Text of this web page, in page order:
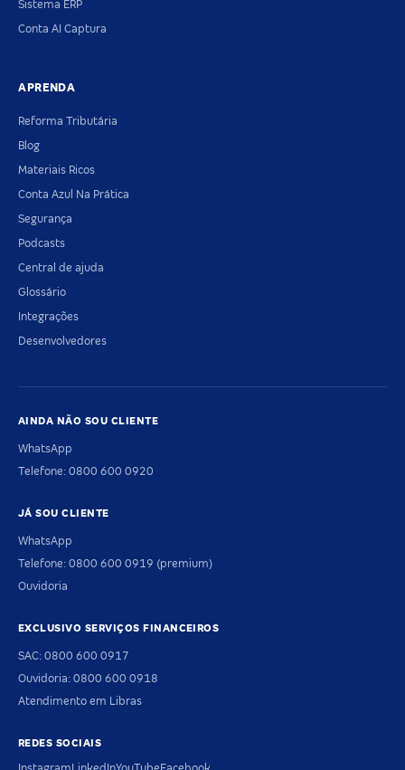
Sistema ERP
Conta AI Captura
APRENDA
Reforma Tributária
Blog
Materiais Ricos
Conta Azul Na Prática
Segurança
Podcasts
Central de ajuda
Glossário
Integrações
Desenvolvedores
AINDA NÃO SOU CLIENTE
WhatsApp
Telefone: 0800 600 0920
JÁ SOU CLIENTE
WhatsApp
Telefone: 0800 600 0919 (premium)
Ouvidoria
EXCLUSIVO SERVIÇOS FINANCEIROS
SAC: 0800 600 0917
Ouvidoria: 0800 600 0918
Atendimento em Libras
REDES SOCIAIS